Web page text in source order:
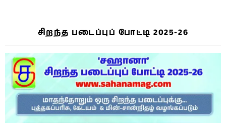
சிறந்த படைப்புப் போட்டி 2025-26